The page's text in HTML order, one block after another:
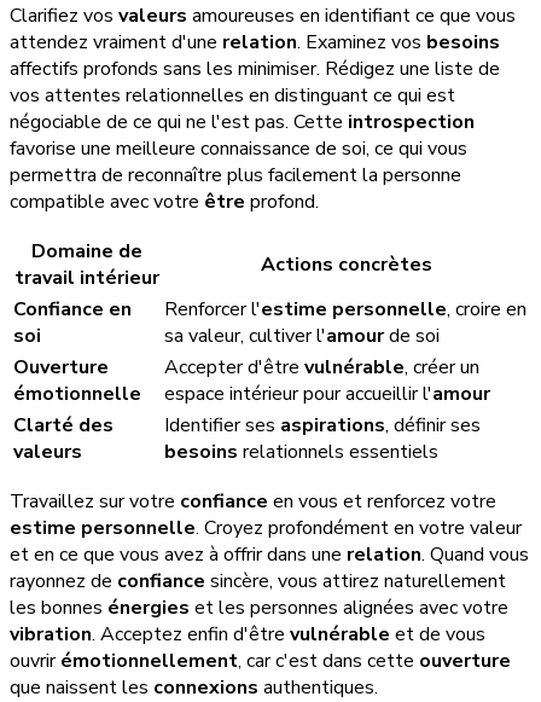
Clarifiez vos valeurs amoureuses en identifiant ce que vous
attendez vraiment d'une relation. Examinez vos besoins
affectifs profonds sans les minimiser. Rédigez une liste de
vos attentes relationnelles en distinguant ce qui est
négociable de ce qui ne l'est pas. Cette introspection
favorise une meilleure connaissance de soi, ce qui vous
permettra de reconnaître plus facilement la personne
compatible avec votre être profond.
Domaine de
travail intérieur
Actions concrètes
Confiance en
soi
Renforcer l'estime personnelle, croire en
sa valeur, cultiver l'amourde soi
Ouverture
émotionnelle
Accepter d'être vulnérable, créer un
espace intérieur pour accueillir l'amour
Clarté des
valeurs
Identifier ses aspirations, définir ses
besoins relationnels essentiels
Travaillez sur votre confiance en vous et renforcez votre
estime personnelle. Croyez profondément en votre valeur
et en ce que vous avez à offrir dans une relation. Quand vous
rayonnez de confiance sincère, vous attirez naturellement
les bonnes énergies et les personnes alignées avec votre
vibration. Acceptez enfin d'être vulnérable et de vous
ouvrirémotionnellement, car c'est dans cette ouverture
que naissent les connexions authentiques.